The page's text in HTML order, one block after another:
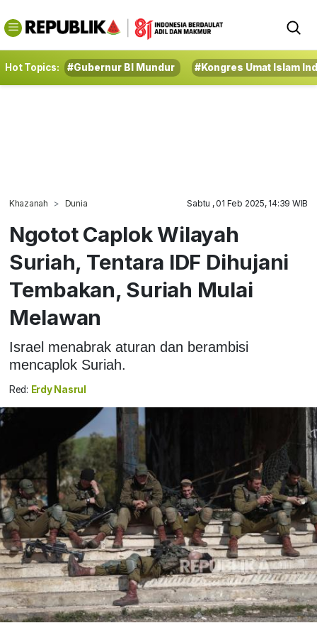
Hot Topics: #Gubernur BI Mundur #Kongres Umat Islam
Khazanah Dunia Sabtu , 01 Feb 2025, 14:39 WIB
Ngotot Caplok Wilayah
Suriah, Tentara IDF Dihujani
Tembakan, Suriah Mulai
Melawan
Israel menabrak aturan dan berambisi
mencaplok Suriah.
Red: Erdy Nasrul